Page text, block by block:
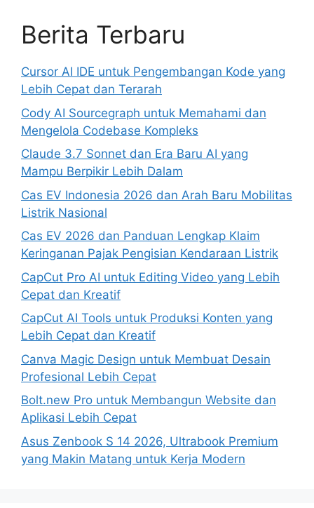
Berita Terbaru
Cursor AI IDE untuk Pengembangan Kode yang
Lebih Cepat dan Terarah
Cody AI Sourcegraph untuk Memahami dan
Mengelola Codebase Kompleks
Claude 3.7 Sonnet dan Era Baru AI yang
Mampu Berpikir Lebih Dalam
Cas EV Indonesia 2026 dan Arah Baru Mobilitas
Listrik Nasional
Cas EV 2026 dan Panduan Lengkap Klaim
Keringanan Pajak Pengisian Kendaraan Listrik
CapCut Pro AI untuk Editing Video yang Lebih
Cepat dan Kreatif
CapCut AI Tools untuk Produksi Konten yang
Lebih Cepat dan Kreatif
Canva Magic Design untuk Membuat Desain
Profesional Lebih Cepat
Bolt.new Pro untuk Membangun Website dan
Aplikasi Lebih Cepat
Asus Zenbook S 14 2026, Ultrabook Premium
yang Makin Matang untuk Kerja Modern